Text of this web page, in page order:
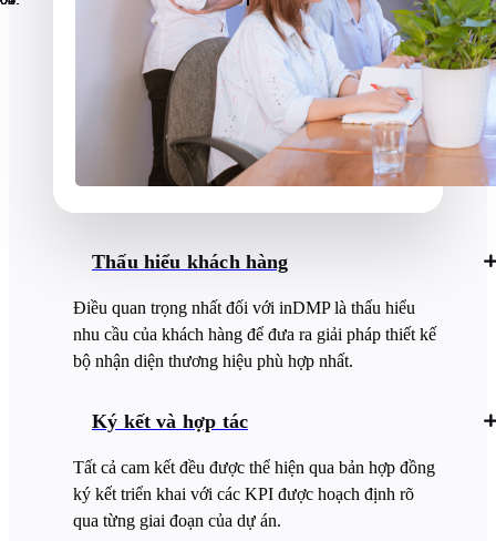
Thấu hiểu khách hàng
Điều quan trọng nhất đối với inDMP là thấu hiểu
nhu cầu của khách hàng để đưa ra giải pháp thiết kế
bộ nhận diện thương hiệu phù hợp nhất.
Ký kết và hợp tác
Tất cả cam kết đều được thể hiện qua bản hợp đồng
ký kết triển khai với các KPI được hoạch định rõ
qua từng giai đoạn của dự án.